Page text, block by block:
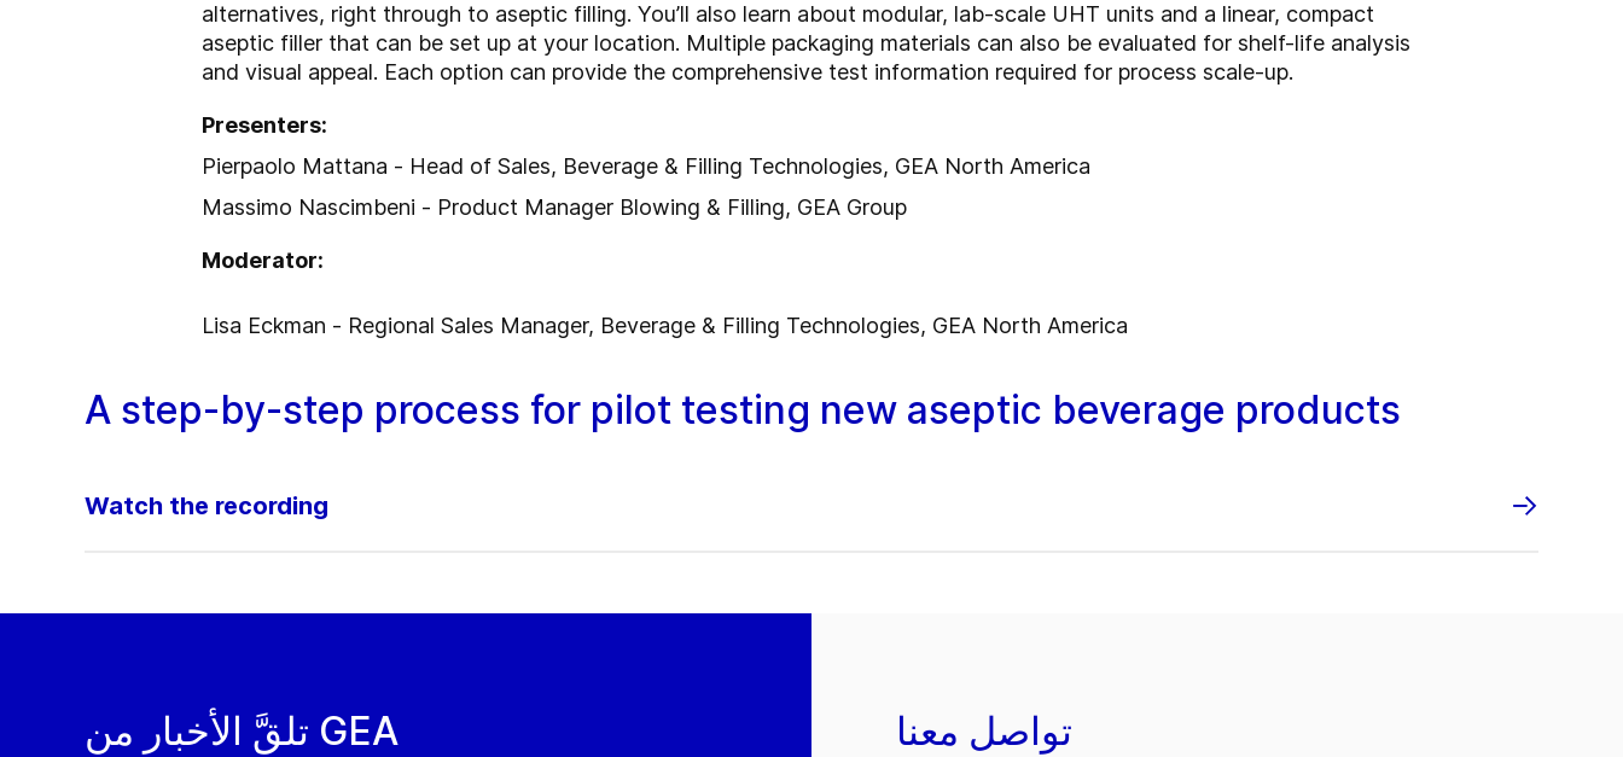
alternatives, right through to aseptic filling. You’ll also learn about modular, lab-scale UHT units and a linear, compact
aseptic filler that can be set up at your location. Multiple packaging materials can also be evaluated for shelf-life analysis
and visual appeal. Each option can provide the comprehensive test information required for process scale-up.
Presenters:
Pierpaolo Mattana - Head of Sales, Beverage & Filling Technologies, GEA North America
Massimo Nascimbeni - Product Manager Blowing & Filling, GEA Group
Moderator:
Lisa Eckman - Regional Sales Manager, Beverage & Filling Technologies, GEA North America
A step-by-step process for pilot testing new aseptic beverage products
Watch the recording
تلقَّ الأخبار من GEA تواصل معنا